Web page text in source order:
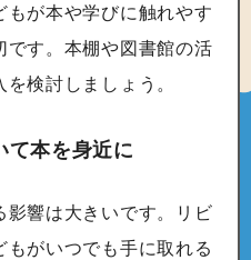
が本や学びに触れやす
です。本棚や図書館の活
検討しましょう。
て本を身近に
影響は大きいです。リビ
もがいつでも手に取れる